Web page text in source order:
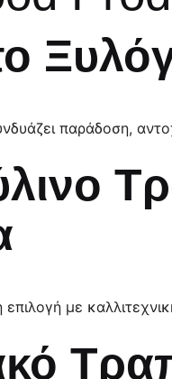
παράδοση,
επιλογή με